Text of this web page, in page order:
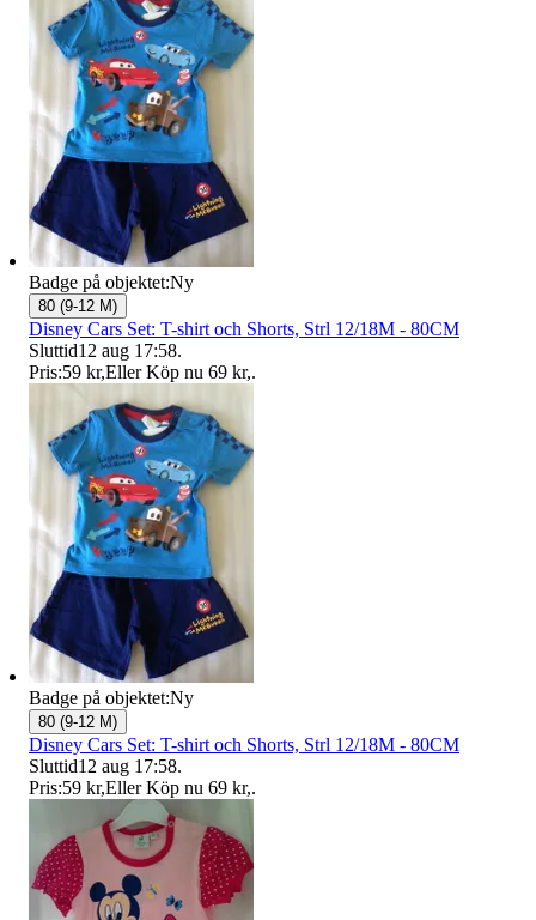
Badge på objektet:Ny
80 (9-12 M)
Disney Cars Set: T-shirt och Shorts, Strl 12/18M - 80CM
Sluttid12 aug 17:58.
Pris:59 kr,Eller Köp nu 69 kr,.
Badge på objektet:Ny
80 (9-12 M)
Disney Cars Set: T-shirt och Shorts, Strl 12/18M - 80CM
Sluttid12 aug 17:58.
Pris:59 kr,Eller Köp nu 69 kr,.